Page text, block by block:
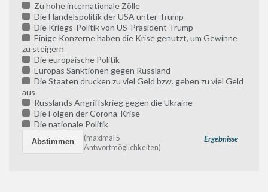
Zu hohe internationale Zölle
Die Handelspolitik der USA unter Trump
Die Kriegs-Politik von US-Präsident Trump
Einige Konzerne haben die Krise genutzt, um Gewinne
zu steigern
Die europäische Politik
Europas Sanktionen gegen Russland
Die Staaten drucken zu viel Geld bzw. geben zu viel Geld
aus
Russlands Angriffskrieg gegen die Ukraine
Die Folgen der Corona-Krise
Die nationale Politik
Ergebnisse
(maximal 5
Antwortmöglichkeiten)